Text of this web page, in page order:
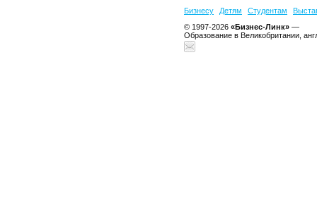
Бизнесу Детям Студентам
© 1997-2026 «Бизнес-Линк» —
Образование в Великобритании,